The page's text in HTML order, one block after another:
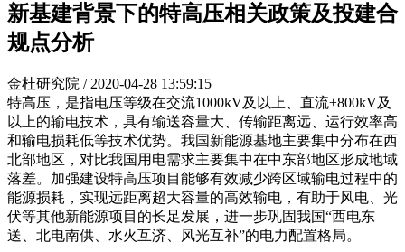
新基建背景下的特高压相关政策及投建合
规点分析
金杜研究院 / 2020-04-28 13:59:15
特高压，是指电压等级在交流1000kV及以上、直流±800kV及
以上的输电技术，具有输送容量大、传输距离远、运行效率高
和输电损耗低等技术优势。我国新能源基地主要集中分布在西
北部地区，对比我国用电需求主要集中在中东部地区形成地域
落差。加强建设特高压项目能够有效减少跨区域输电过程中的
能源损耗，实现远距离超大容量的高效输电，有助于风电、光
伏等其他新能源项目的长足发展，进一步巩固我国“西电东
送、北电南供、水火互济、风光互补”的电力配置格局。